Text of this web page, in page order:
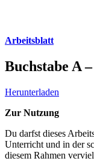
Arbeitsblatt
Buchstabe A
Herunterladen
Zur Nutzung
Du darfst dieses
Unterricht und in der
diesem Rahmen